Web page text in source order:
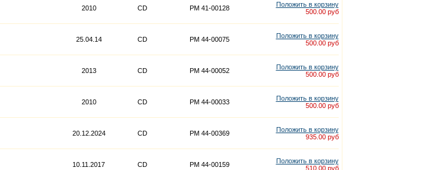
2010 CD PM 41-00128
Положить в корзину
500.00 руб
25.04.14 CD PM 44-00075
Положить в корзину
500.00 руб
2013 CD PM 44-00052
Положить в корзину
500.00 руб
2010 CD PM 44-00033
Положить в корзину
500.00 руб
20.12.2024 CD PM 44-00369
Положить в корзину
935.00 руб
10.11.2017 CD PM 44-00159
Положить в корзину
510.00 руб